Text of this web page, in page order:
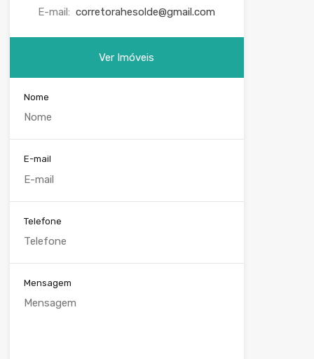
E-mail: corretorahesolde@gmail.com
Ver Imóveis
Nome
E-mail
Telefone
Mensagem